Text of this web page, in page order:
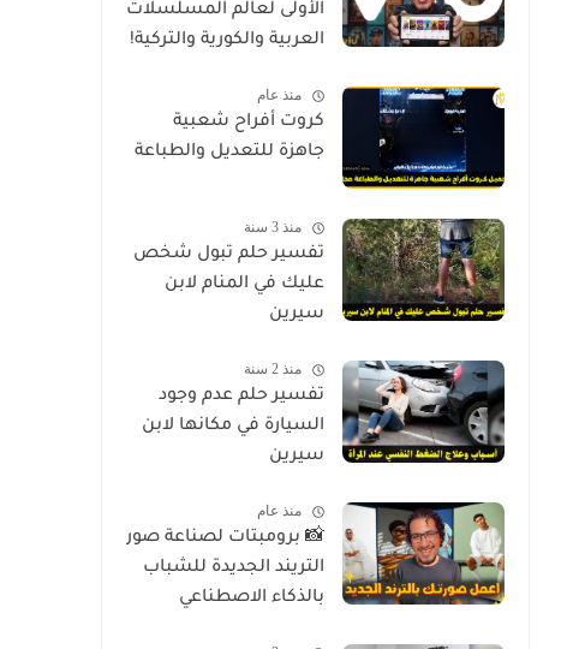
الأولى لعالم المسلسلات
العربية والكورية والتركية!
منذ عام
كروت أفراح شعبية
جاهزة للتعديل والطباعة
منذ 3 سنة
تفسير حلم تبول شخص
عليك في المنام لابن
سيرين
منذ 2 سنة
تفسير حلم عدم وجود
السيارة في مكانها لابن
سيرين
منذ عام
📸 برومبتات لصناعة صور
التريند الجديدة للشباب
بالذكاء الاصطناعي